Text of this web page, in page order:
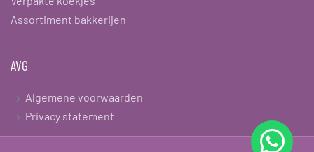
Assortiment bakkerijen
AVG
Algemene voorwaarden
Privacy statement